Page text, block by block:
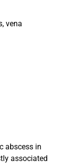
vena
abscess in
associated